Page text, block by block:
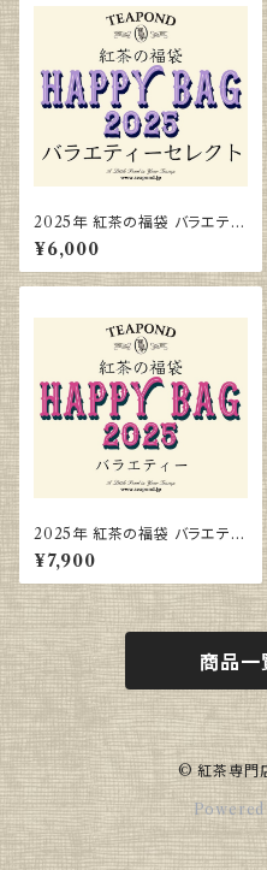
2025年 紅茶の福袋 バラエティ
ーセレクト
¥6,000
2025年 紅茶の福袋 バラエティ
ー
¥7,900
商品一
© 紅茶専門